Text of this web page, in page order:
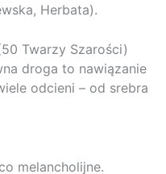
Herbata).
Twarzy Szarości)
droga to nawiązanie
odcieni – od srebra
melancholijne.